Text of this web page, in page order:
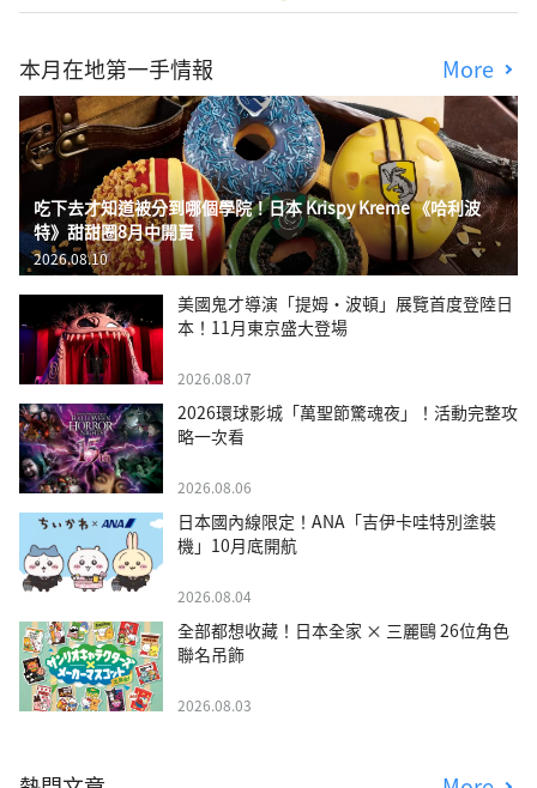
本月在地第一手情報 More
吃下去才知道被分到哪個學院！日本 Krispy Kreme 《哈利波
特》甜甜圈8月中開賣
2026.08.10
美國鬼才導演「提姆・波頓」展覽首度登陸日
本！11月東京盛大登場
2026.08.07
2026環球影城「萬聖節驚魂夜」！活動完整攻
略一次看
2026.08.06
日本國內線限定！ANA「吉伊卡哇特別塗裝
機」10月底開航
2026.08.04
全部都想收藏！日本全家 × 三麗鷗 26位角色
聯名吊飾
2026.08.03